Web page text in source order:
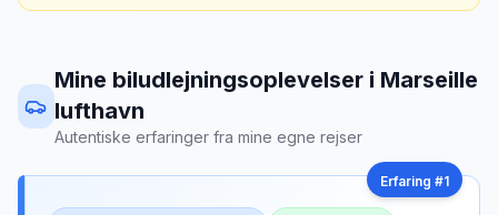
Mine biludlejningsoplevelser i Marseille
lufthavn
Autentiske erfaringer fra mine egne rejser
Erfaring #1